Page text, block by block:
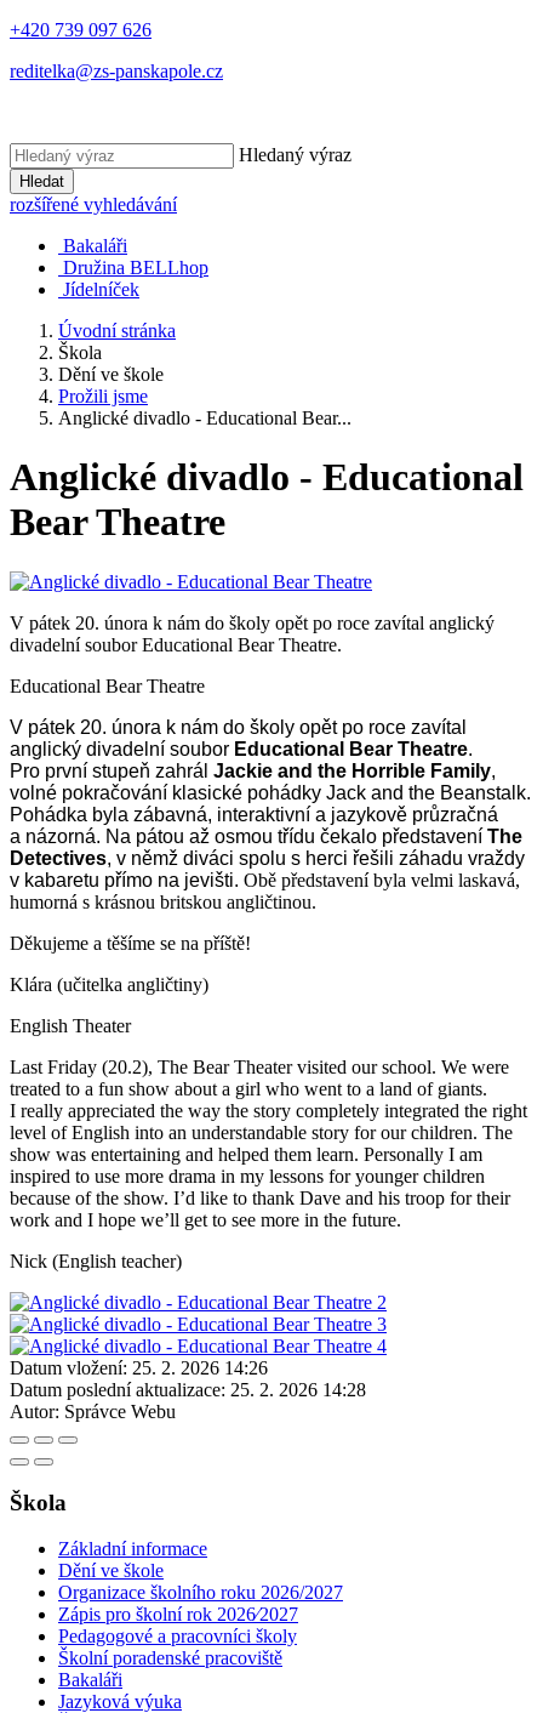
+420 739 097 626
reditelka@zs-panskapole.cz
Hledaný výraz
Hledat
rozšířené vyhledávání
Bakaláři
Družina BELLhop
Jídelníček
Úvodní stránka
Škola
Dění ve škole
Prožili jsme
Anglické divadlo - Educational Bear...
Anglické divadlo - Educational
Bear Theatre
V pátek 20. února k nám do školy opět po roce zavítal anglický
divadelní soubor Educational Bear Theatre.
Educational Bear Theatre
V pátek 20. února k nám do školy opět po roce zavítal
anglický divadelní soubor Educational Bear Theatre.
Pro první stupeň zahrál Jackie and the Horrible Family,
volné pokračování klasické pohádky Jack and the Beanstalk.
Pohádka byla zábavná, interaktivní a jazykově průzračná
a názorná. Na pátou až osmou třídu čekalo představení The
Detectives, v němž diváci spolu s herci řešili záhadu vraždy
v kabaretu přímo na jevišti. Obě představení byla velmi laskavá,
humorná s krásnou britskou angličtinou.
Děkujeme a těšíme se na příště!
Klára (učitelka angličtiny)
English Theater
Last Friday (20.2), The Bear Theater visited our school. We were
treated to a fun show about a girl who went to a land of giants.
I really appreciated the way the story completely integrated the right
level of English into an understandable story for our children. The
show was entertaining and helped them learn. Personally I am
inspired to use more drama in my lessons for younger children
because of the show. I’d like to thank Dave and his troop for their
work and I hope we’ll get to see more in the future.
Nick (English teacher)
Datum vložení: 25. 2. 2026 14:26
Datum poslední aktualizace: 25. 2. 2026 14:28
Autor: Správce Webu
Škola
Základní informace
Dění ve škole
Organizace školního roku 2026/2027
Zápis pro školní rok 2026⁄2027
Pedagogové a pracovníci školy
Školní poradenské pracoviště
Bakaláři
Jazyková výuka